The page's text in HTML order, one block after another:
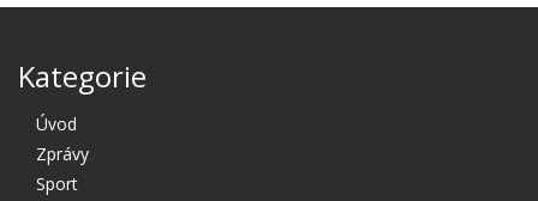
Kategorie
Úvod
Zprávy
Sport